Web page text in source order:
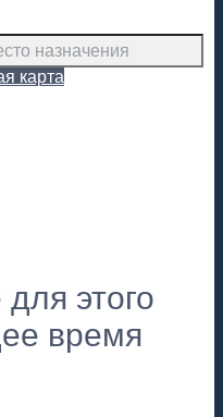
карта
этого
время